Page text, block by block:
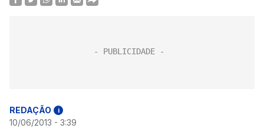
REDAÇÃO i
10/06/2013 - 3:39